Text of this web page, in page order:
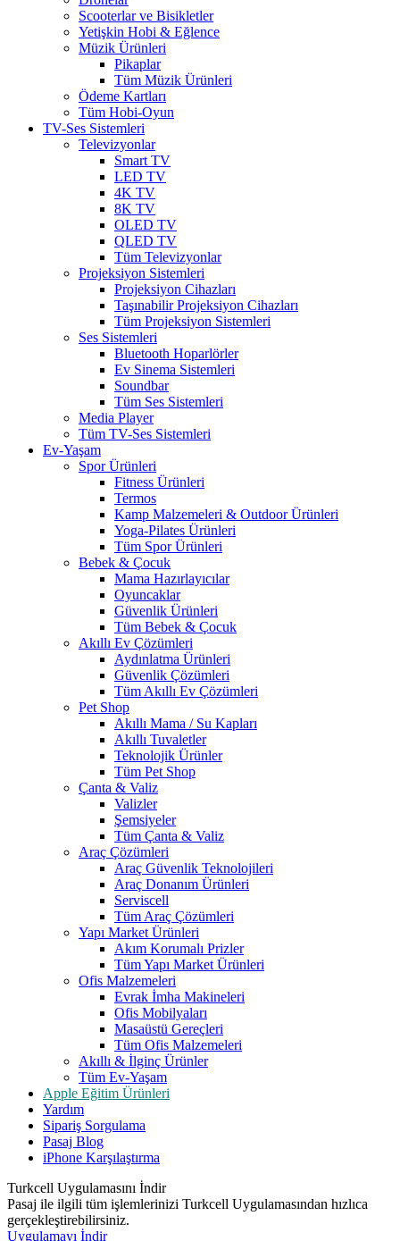
Scooterlar ve Bisikletler
Yetişkin Hobi & Eğlence
Müzik Ürünleri
Pikaplar
Tüm Müzik Ürünleri
Ödeme Kartları
Tüm Hobi-Oyun
TV-Ses Sistemleri
Televizyonlar
Smart TV
LED TV
4K TV
8K TV
OLED TV
QLED TV
Tüm Televizyonlar
Projeksiyon Sistemleri
Projeksiyon Cihazları
Taşınabilir Projeksiyon Cihazları
Tüm Projeksiyon Sistemleri
Ses Sistemleri
Bluetooth Hoparlörler
Ev Sinema Sistemleri
Soundbar
Tüm Ses Sistemleri
Media Player
Tüm TV-Ses Sistemleri
Ev-Yaşam
Spor Ürünleri
Fitness Ürünleri
Termos
Kamp Malzemeleri & Outdoor Ürünleri
Yoga-Pilates Ürünleri
Tüm Spor Ürünleri
Bebek & Çocuk
Mama Hazırlayıcılar
Oyuncaklar
Güvenlik Ürünleri
Tüm Bebek & Çocuk
Akıllı Ev Çözümleri
Aydınlatma Ürünleri
Güvenlik Çözümleri
Tüm Akıllı Ev Çözümleri
Pet Shop
Akıllı Mama / Su Kapları
Akıllı Tuvaletler
Teknolojik Ürünler
Tüm Pet Shop
Çanta & Valiz
Valizler
Şemsiyeler
Tüm Çanta & Valiz
Araç Çözümleri
Araç Güvenlik Teknolojileri
Araç Donanım Ürünleri
Serviscell
Tüm Araç Çözümleri
Yapı Market Ürünleri
Akım Korumalı Prizler
Tüm Yapı Market Ürünleri
Ofis Malzemeleri
Evrak İmha Makineleri
Ofis Mobilyaları
Masaüstü Gereçleri
Tüm Ofis Malzemeleri
Akıllı & İlginç Ürünler
Tüm Ev-Yaşam
Apple Eğitim Ürünleri
Yardım
Sipariş Sorgulama
Pasaj Blog
iPhone Karşılaştırma
Turkcell Uygulamasını İndir
Pasaj ile ilgili tüm işlemlerinizi Turkcell Uygulamasından hızlıca
gerçekleştirebilirsiniz.
Uygulamayı İndir